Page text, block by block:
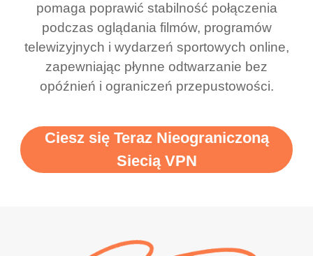
pomaga poprawić stabilność połączenia
podczas oglądania filmów, programów
telewizyjnych i wydarzeń sportowych online,
zapewniając płynne odtwarzanie bez
opóźnień i ograniczeń przepustowości.
Ciesz się Teraz Nieograniczoną
Siecią VPN